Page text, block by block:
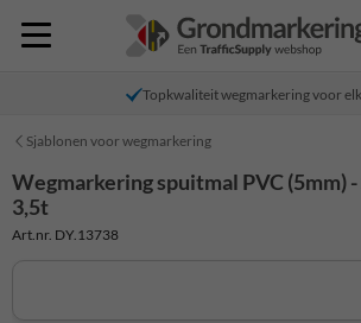
Topkwaliteit wegmarkering voor
Sjablonen voor wegmarkering
Wegmarkering spuitmal PVC (5mm)
3,5t
Art.nr. DY.13738